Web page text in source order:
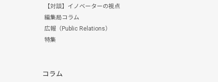
【対談】イノベーターの視点
編集局コラム
広報（Public Relations）
特集
コラム